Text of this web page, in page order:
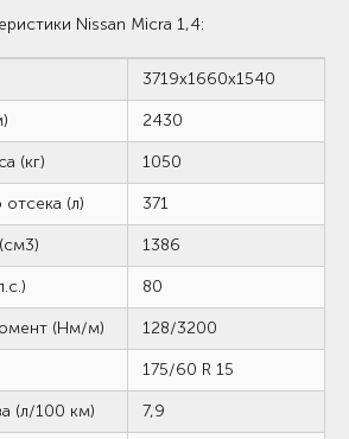
Nissan Micra 1,4:
3719х1660х1540
2430
(кг) 1050
(л) 371
1386
80
(Нм/м) 128/3200
175/60 R 15
(л/100 км) 7,9